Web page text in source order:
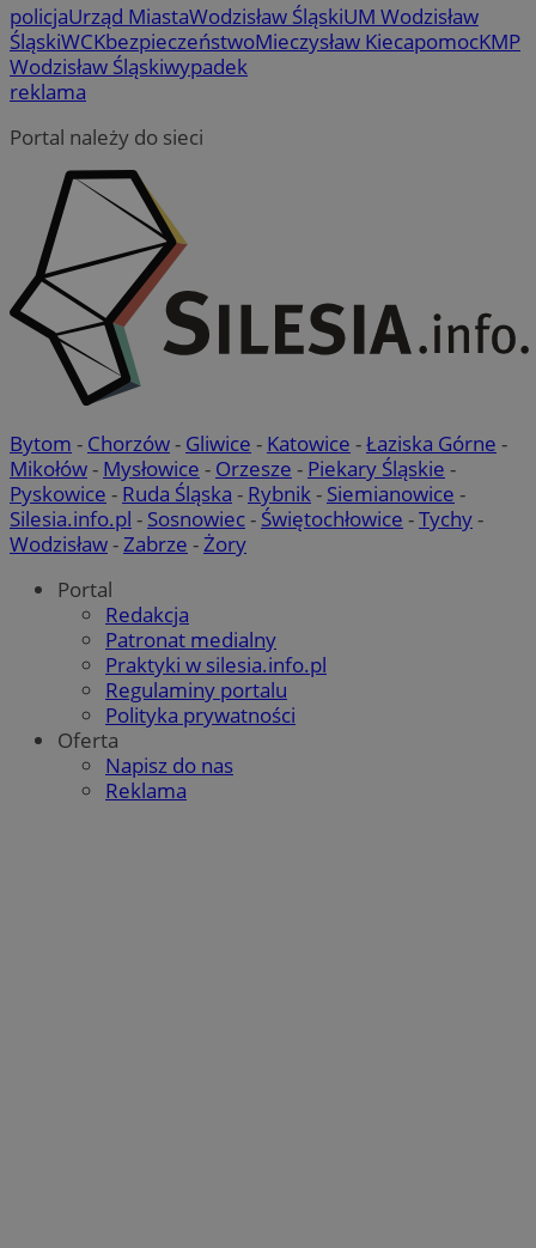
policjaUrząd MiastaWodzisław ŚląskiUM Wodzisław
ŚląskiWCKbezpieczeństwoMieczysław KiecapomocKMP
Wodzisław Śląskiwypadek
reklama
Portal należy do sieci
Bytom - Chorzów- Gliwice - Katowice -Łaziska Górne -
Mikołów- Mysłowice - Orzesze - Piekary Śląskie -
Pyskowice - Ruda Śląska - Rybnik- Siemianowice -
Silesia.info.pl - Sosnowiec- Świętochłowice -Tychy-
Wodzisław-Zabrze -Żory
Portal
Redakcja
Patronat medialny
Praktyki w silesia.info.pl
Regulaminy portalu
Polityka prywatności
Oferta
Napisz do nas
Reklama